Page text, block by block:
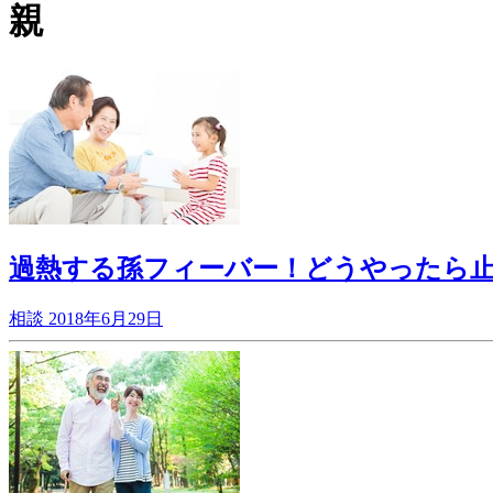
親
過熱する孫フィーバー！どうやったら
相談 2018年6月29日